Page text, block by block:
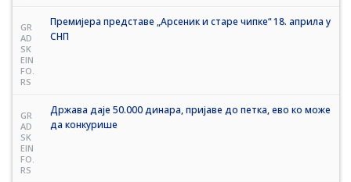
GR
AD
SK
EIN
FO.
RS
Премијера представе „Арсеник и старе чипке“ 18. априла у
СНП
GR
AD
SK
EIN
FO.
RS
Држава даје 50.000 динара, пријаве до петка, ево ко може
да конкурише